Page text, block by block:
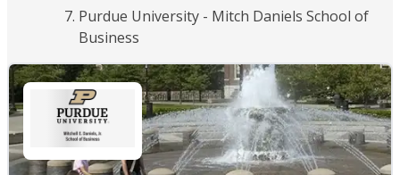
Purdue University - Mitch Daniels School of
Business